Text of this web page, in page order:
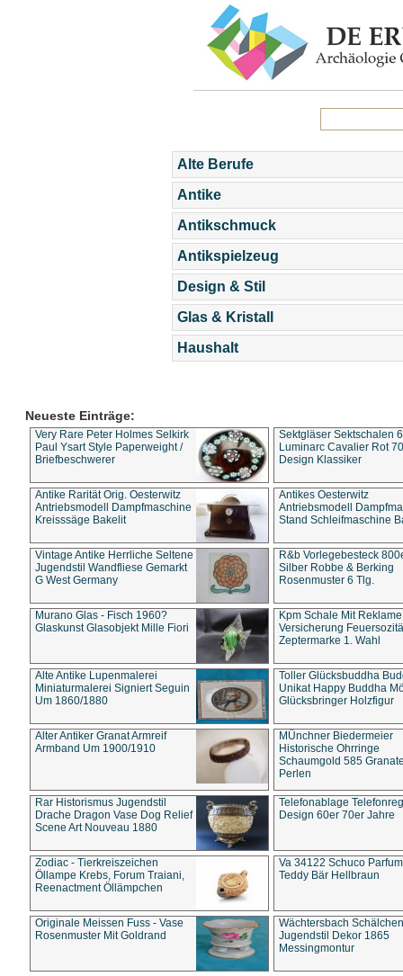
Alte Berufe
Antike
Antikschmuck
Antikspielzeug
Design & Stil
Glas & Kristall
Haushalt
Neueste Einträge:
Very Rare Peter Holmes Selkirk
Paul Ysart Style Paperweight /
Briefbeschwerer
Sektgläser Sektschalen
Luminarc Cavalier Rot
Design Klassiker
Antike Rarität Orig. Oesterwitz
Antriebsmodell Dampfmaschine
Kreisssäge Bakelit
Antikes Oesterwitz
Antriebsmodell
Stand Schleifmaschine
Vintage Antike Herrliche Seltene
Jugendstil Wandfliese Gemarkt
G West Germany
R&b Vorlegebesteck
Silber Robbe & Berking
Rosenmuster 6 Tlg.
Murano Glas - Fisch 1960?
Glaskunst Glasobjekt Mille Fiori
Kpm Schale Mit Reklame
Versicherung
Zeptermarke 1. Wahl
Alte Antike Lupenmalerei
Miniaturmalerei Signiert Seguin
Um 1860/1880
Toller Glücksbuddha
Unikat Happy Buddha
Glücksbringer Holzfigur
Alter Antiker Granat Armreif
Armband Um 1900/1910
MÜnchner Biedermeier
Historische Ohrringe
Schaumgold 585
Perlen
Rar Historismus Jugendstil
Drache Dragon Vase Dog Relief
Scene Art Nouveau 1880
Telefonablage
Design 60er 70er Jahre
Zodiac - Tierkreiszeichen
Öllampe Krebs, Forum Traiani,
Reenactment Öllämpchen
Va 34122 Schuco
Teddy Bär Hellbraun
Originale Meissen Fuss - Vase
Rosenmuster Mit Goldrand
Wächtersbach Schälchen
Jugendstil Dekor 1865
Messingmontur